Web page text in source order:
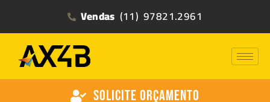
Vendas (11) 97821.2961
Solicite Orçamento